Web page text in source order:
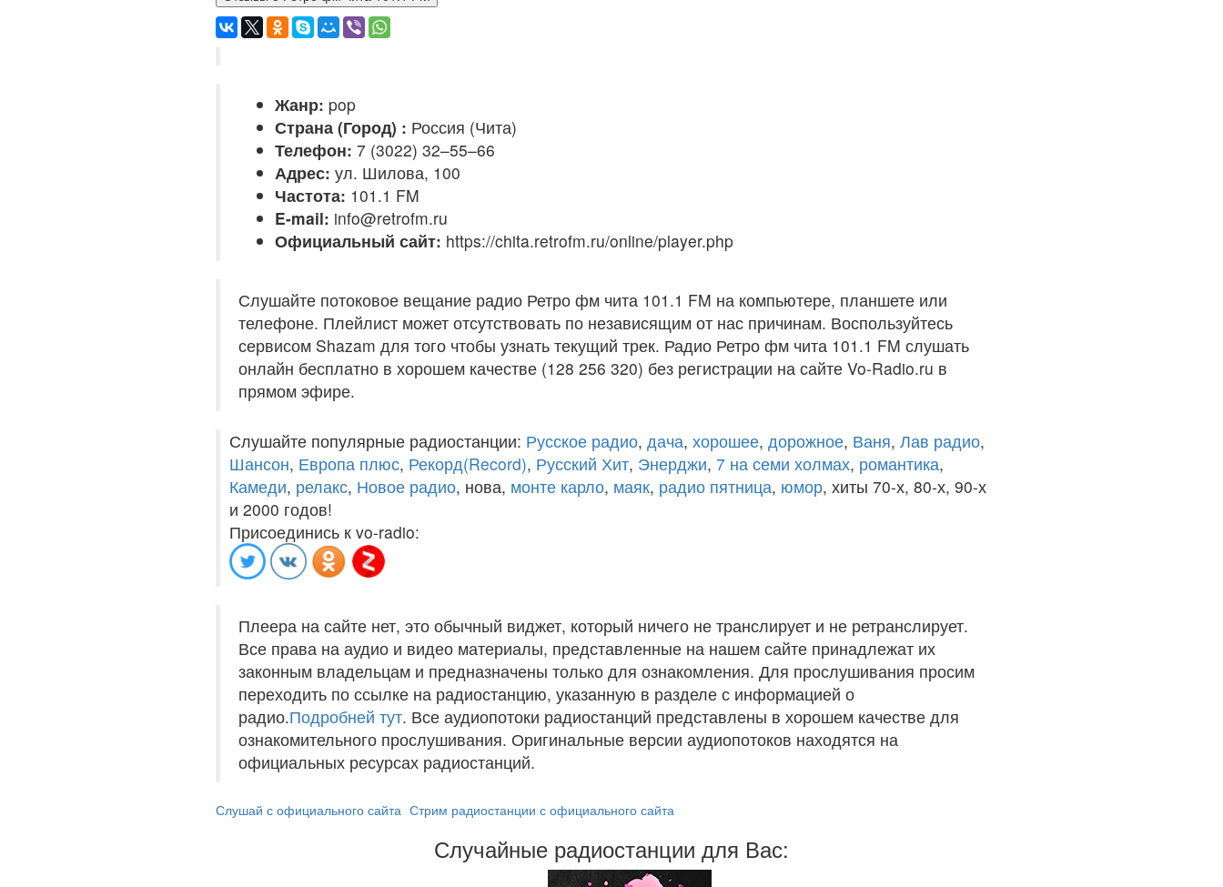
Жанр: pop
Страна (Город) : Россия (Чита)
Телефон: 7 (3022) 32–55–66
Адрес: ул. Шилова, 100
Частота: 101.1 FM
E-mail: info@retrofm.ru
Официальный сайт: https://chita.retrofm.ru/online/player.php
Слушайте потоковое вещание радио Ретро фм чита 101.1 FM на компьютере, планшете или
телефоне. Плейлист может отсутствовать по независящим от нас причинам. Воспользуйтесь
сервисом Shazam для того чтобы узнать текущий трек. Радио Ретро фм чита 101.1 FM слушать
онлайн бесплатно в хорошем качестве (128 256 320) без регистрации на сайте Vo-Radio.ru в
прямом эфире.
Слушайте популярные радиостанции: Русское радио, дача, хорошее, дорожное, Ваня, Лав радио,
Шансон, Европа плюс, Рекорд(Record), Русский Хит, Энерджи, 7 на семи холмах, романтика,
Камеди, релакс, Новое радио, нова, монте карло, маяк, радио пятница, юмор, хиты 70-х, 80-х, 90-х
и 2000 годов!
Присоединись к vo-radio:
Плеера на сайте нет, это обычный виджет, который ничего не транслирует и не ретранслирует.
Все права на аудио и видео материалы, представленные на нашем сайте принадлежат их
законным владельцам и предназначены только для ознакомления. Для прослушивания просим
переходить по ссылке на радиостанцию, указанную в разделе с информацией о
радио.Подробней тут. Все аудиопотоки радиостанций представлены в хорошем качестве для
ознакомительного прослушивания. Оригинальные версии аудиопотоков находятся на
официальных ресурсах радиостанций.
Слушай с официального сайта Стрим радиостанции с официального сайта
Случайные радиостанции для Вас: